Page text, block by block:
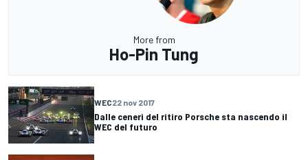
More from
Ho-Pin Tung
WEC22 nov 2017
Dalle ceneri del ritiro Porsche sta nascendo il
WEC del futuro